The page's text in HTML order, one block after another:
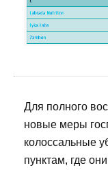
Для полного
новые меры
колоссальные
пунктам, где